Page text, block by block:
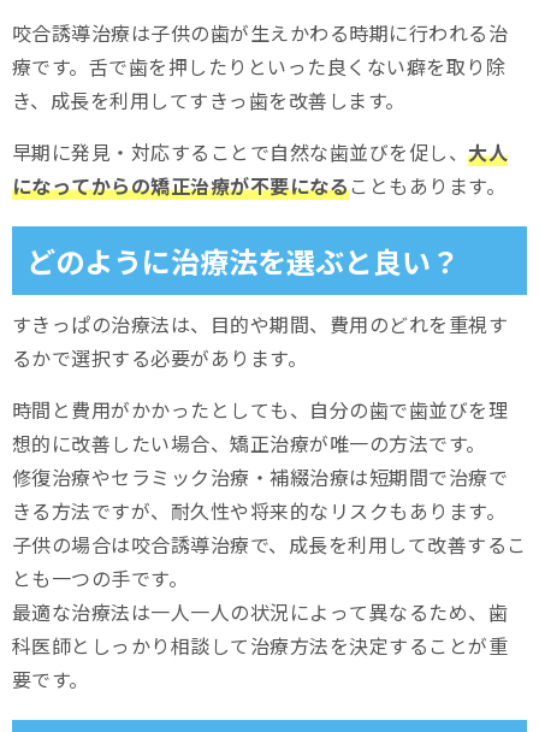
咬合誘導治療は子供の歯が生えかわる時期に行われる治
療です。舌で歯を押したりといった良くない癖を取り除
き、成長を利用してすきっ歯を改善します。
早期に発見・対応することで自然な歯並びを促し、大人
になってからの矯正治療が不要になることもあります。
どのように治療法を選ぶと良い？
すきっぱの治療法は、目的や期間、費用のどれを重視す
るかで選択する必要があります。
時間と費用がかかったとしても、自分の歯で歯並びを理
想的に改善したい場合、矯正治療が唯一の方法です。
修復治療やセラミック治療・補綴治療は短期間で治療で
きる方法ですが、耐久性や将来的なリスクもあります。
子供の場合は咬合誘導治療で、成長を利用して改善するこ
とも一つの手です。
最適な治療法は一人一人の状況によって異なるため、歯
科医師としっかり相談して治療方法を決定することが重
要です。